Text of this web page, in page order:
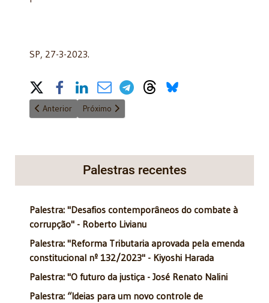
SP, 27-3-2023.
Share on Social Media
Artigo anterior: Estado democrático de Direito
Anterior Próximo artigo: A proteção dos animais de
Próximo
Palestras recentes
Palestra: "Desafios contemporâneos do combate à
corrupção" - Roberto Livianu
Palestra: "Reforma Tributaria aprovada pela emenda
constitucional nº 132/2023" - Kiyoshi Harada
Palestra: "O futuro da justiça - José Renato Nalini
Palestra: “Ideias para um novo controle de